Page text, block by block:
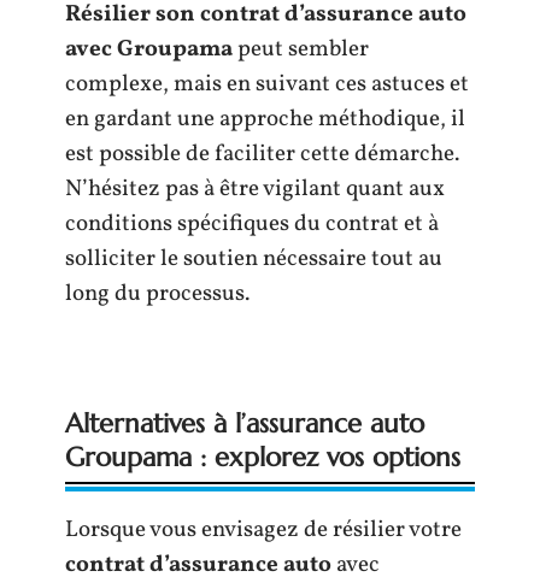
Résilier son contrat d’assurance auto
avec Groupamapeut sembler
complexe, mais en suivant ces astuces et
en gardant une approche méthodique, il
est possible de faciliter cette démarche.
N’hésitez pas à être vigilant quant aux
conditions spécifiques du contrat et à
solliciter le soutien nécessaire tout au
long du processus.
Alternatives à l’assurance auto
Groupama : explorez vos options
Lorsque vous envisagez de résilier votre
contrat d’assurance autoavec